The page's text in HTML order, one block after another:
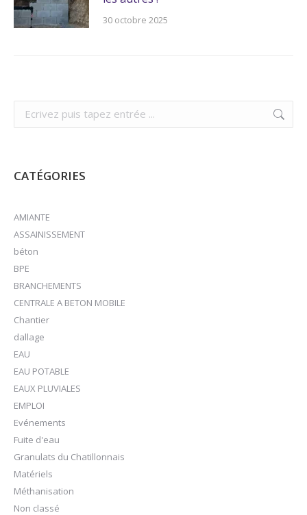
30 octobre 2025
CATÉGORIES
AMIANTE
ASSAINISSEMENT
béton
BPE
BRANCHEMENTS
CENTRALE A BETON MOBILE
Chantier
dallage
EAU
EAU POTABLE
EAUX PLUVIALES
EMPLOI
Evénements
Fuite d'eau
Granulats du Chatillonnais
Matériels
Méthanisation
Non classé